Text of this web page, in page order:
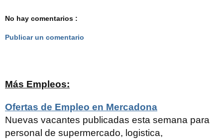
No hay comentarios :
Publicar un comentario
Más Empleos:
Ofertas de Empleo en Mercadona
Nuevas vacantes publicadas esta semana para
personal de supermercado, logistica,